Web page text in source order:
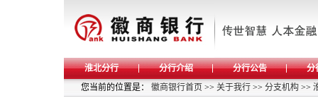
淮北分行 分行介绍 分行公告
分
您当前的位置是： 徽商银行首页 >> 关于我行 >> 分支机构 >>